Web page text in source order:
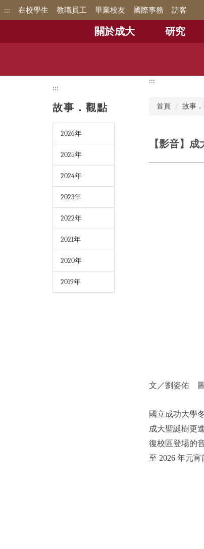
跳
::: 在校學生 教職員工 畢業校友 國際事務 訪客
關於成大 研究
:::
故事．觀點
2026年
2025年
2024年
2023年
2022年
2021年
2020年
2019年
:::
首頁 故事
【影音】
文／劉姿佑
國立成功大學
成大聖誕樹更
復校區登場的
至 2026 年元宵